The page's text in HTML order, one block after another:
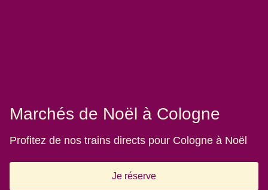
Marchés de Noël à Cologne
Profitez de nos trains directs pour Cologne à Noël
Je réserve